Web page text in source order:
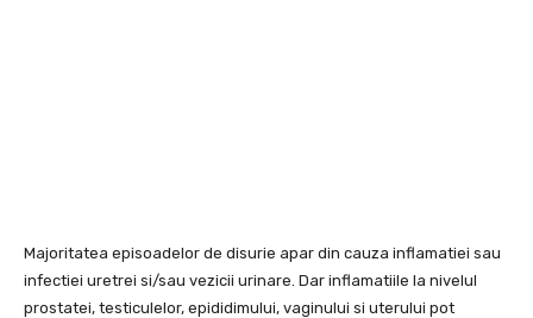
Majoritatea episoadelor de disurie apar din cauza inflamatiei sau
infectiei uretrei si/sau vezicii urinare. Dar inflamatiile la nivelul
prostatei, testiculelor, epididimului, vaginului si uterului pot